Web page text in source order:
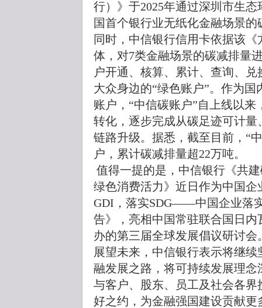
行）》于2025年通过深圳市生
国首个银行业无纸化金融场景的
同时，中信银行信用卡依据该
体，对7类金融场景的碳减排量
户开通、核算、累计、查询、
大众身边的“绿色账户”。作为
账户，“中信碳账户”自上线以
转化，逐步完成从碳足迹可计
链路升级。据悉，截至目前，“
户，累计碳减排量超22万吨。
值得一提的是，中信银行《共
绿色消费活力》近日作为中国
GDI，落实SDG——中国企业落
告》，亮相中国常驻联合国日
办的第三届全球发展倡议研讨会
展望未来，中信银行表示将继
融发展之路，将可持续发展理
与客户、股东、员工及社会各
好之约，为金融强国建设贡献更